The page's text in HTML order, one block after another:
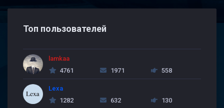
Топ пользователей
lamkaa
4761
1971 558
Lexa
1282
632 130